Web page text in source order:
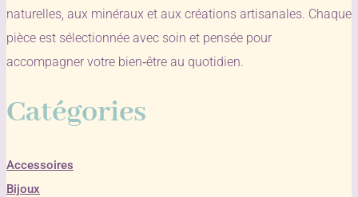
naturelles, aux minéraux et aux créations artisanales. Chaque
pièce est sélectionnée avec soin et pensée pour
accompagner votre bien‑être au quotidien.
Catégories
Accessoires
Bijoux